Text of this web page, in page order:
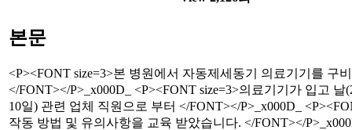
본문
<P><FONT size=3>본 병원에서 자동제세동기 의료기기를 구
</FONT></P>_x000D_ <P><FONT size=3>의료기기가 입고 날
10일) 관련 업체 직원으로 부터 </FONT></P>_x000D_
작동 방법 및 유의사항을 교육 받았습니다. </FONT></